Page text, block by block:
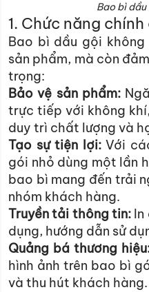
Bao bì
1. Chức năng
Bao bì dầu gội
sản phẩm, mà còn
trọng:
Bảo vệ sản phẩm:
trực tiếp với không
duy trì chất lượng và
Tạo sự tiện lợi:Với
gói nhỏ dùng một lần
bao bì mang đến trải
nhóm khách hàng.
Truyền tải thông tin: In
dụng, hướng dẫn sử
Quảng bá thương
hình ảnh trên bao bì
và thu hút khách hàng.